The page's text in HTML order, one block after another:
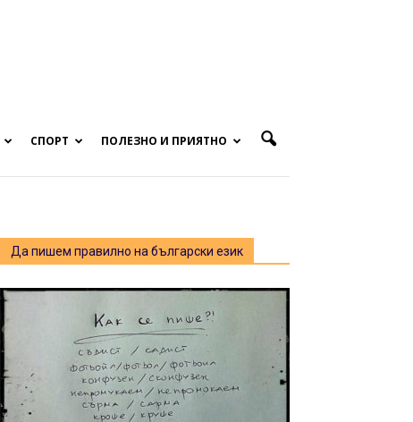
СПОРТ ПОЛЕЗНО И ПРИЯТНО
Да пишем правилно на български език